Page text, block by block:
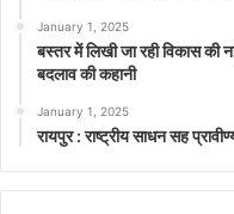
January 1, 2025
बस्तर में लिखी जा रही विकास
बदलाव की कहानी
January 1, 2025
रायपुर : राष्ट्रीय साधन सह